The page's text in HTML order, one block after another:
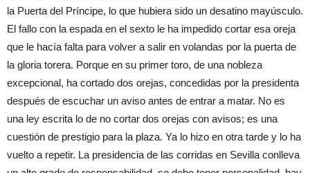
la Puerta del Príncipe, lo que hubiera sido un desatino mayúsculo.
El fallo con la espada en el sexto le ha impedido cortar esa oreja
que le hacía falta para volver a salir en volandas por la puerta de
la gloria torera. Porque en su primer toro, de una nobleza
excepcional, ha cortado dos orejas, concedidas por la presidenta
después de escuchar un aviso antes de entrar a matar. No es
una ley escrita lo de no cortar dos orejas con avisos; es una
cuestión de prestigio para la plaza. Ya lo hizo en otra tarde y lo ha
vuelto a repetir. La presidencia de las corridas en Sevilla conlleva